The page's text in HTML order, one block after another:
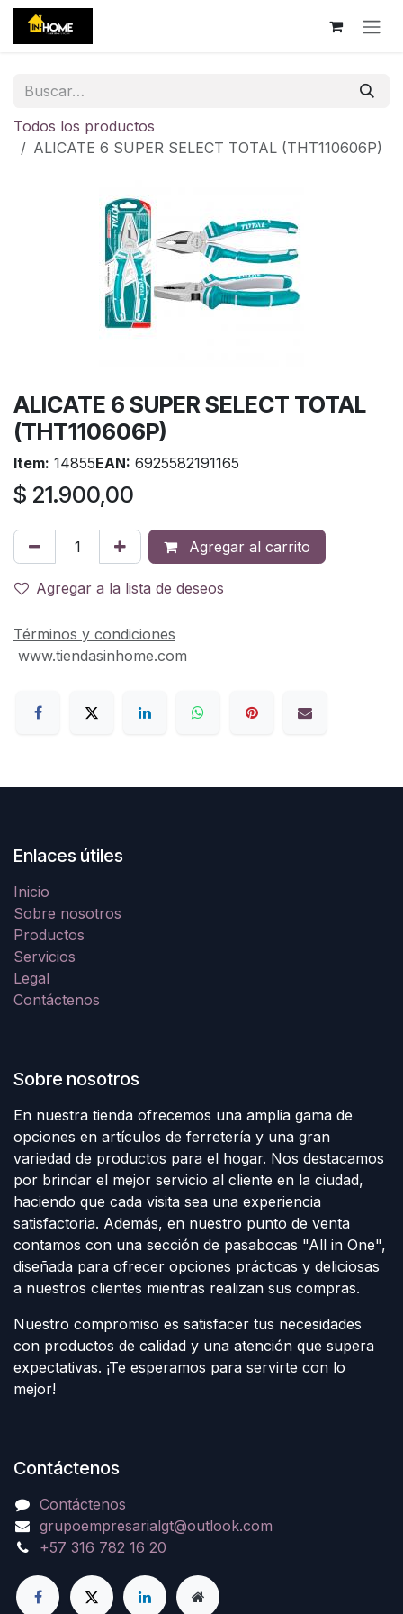
Ir al contenido
Todos los productos
ALICATE 6 SUPER SELECT TOTAL (THT110606P)
ALICATE 6 SUPER SELECT TOTAL
(THT110606P)
Item: 14855EAN: 6925582191165
$ 21.900,00
Agregar al carrito
Agregar a la lista de deseos
Términos y condiciones
www.tiendasinhome.com
Enlaces útiles
Inicio
Sobre nosotros
Productos
Servicios
Legal
Contáctenos
Sobre nosotros
En nuestra tienda ofrecemos una amplia gama de
opciones en artículos de ferretería y una gran
variedad de productos para el hogar. Nos destacamos
por brindar el mejor servicio al cliente en la ciudad,
haciendo que cada visita sea una experiencia
satisfactoria. Además, en nuestro punto de venta
contamos con una sección de pasabocas "All in One",
diseñada para ofrecer opciones prácticas y deliciosas
a nuestros clientes mientras realizan sus compras.
Nuestro compromiso es satisfacer tus necesidades
con productos de calidad y una atención que supera
expectativas. ¡Te esperamos para servirte con lo
mejor!
Contáctenos
Contáctenos
grupoempresarialgt@outlook.com
+57 316 782 16 20